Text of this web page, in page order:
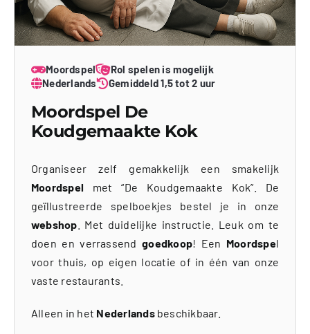
Moordspel
Rol spelen is mogelijk
Nederlands
Gemiddeld 1,5 tot 2 uur
Moordspel De
Koudgemaakte Kok
Organiseer zelf gemakkelijk een smakelijk
Moordspel met “De Koudgemaakte Kok”. De
geïllustreerde spelboekjes bestel je in onze
webshop . Met duidelijke instructie. Leuk om te
doen en verrassendgoedkoop! Een Moordspel
voor thuis, op eigen locatie of in één van onze
vaste restaurants.
Alleen in het Nederlandsbeschikbaar.